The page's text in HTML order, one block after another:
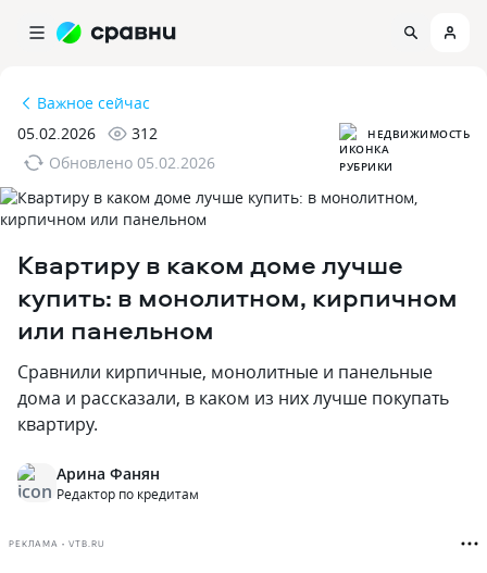
Важное сейчас
05.02.2026
312
Обновлено 05.02.2026
НЕДВИЖИМОСТЬ
Квартиру в каком доме лучше
купить: в монолитном‚ кирпичном
или панельном
Сравнили кирпичные‚ монолитные и панельные
дома и рассказали‚ в каком из них лучше покупать
квартиру.
Арина Фанян
Редактор по кредитам
РЕКЛАМА • VTB.RU